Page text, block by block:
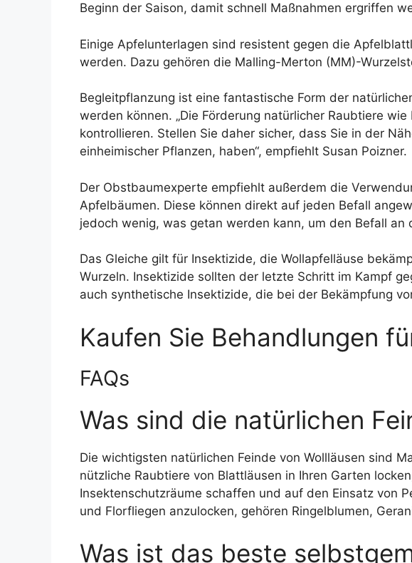
Beginn der Saison, damit schnell Maßnahmen ergriffen
Einige Apfelunterlagen sind resistent gegen die
werden. Dazu gehören die Malling-Merton (MM)-
Begleitpflanzung ist eine fantastische Form der
werden können. „Die Förderung natürlicher Raubtiere
kontrollieren. Stellen Sie daher sicher, dass Sie in der
einheimischer Pflanzen, haben“, empfiehlt Susan Poizner.
Der Obstbaumexperte empfiehlt außerdem die
Apfelbäumen. Diese können direkt auf jeden Befall
jedoch wenig, was getan werden kann, um den Befall
Das Gleiche gilt für Insektizide, die Wollapfelläuse
Wurzeln. Insektizide sollten der letzte Schritt im Kampf
auch synthetische Insektizide, die bei der Bekämpfung
Kaufen Sie Behandlungen
FAQs
Was sind die natürlichen
Die wichtigsten natürlichen Feinde von Wollläusen sind
nützliche Raubtiere von Blattläusen in Ihren Garten
Insektenschutzräume schaffen und auf den Einsatz von
und Florfliegen anzulocken, gehören Ringelblumen,
Was ist das beste